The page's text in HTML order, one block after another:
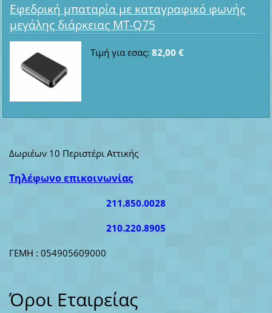
Εφεδρική μπαταρία με καταγραφικό φωνής
μεγάλης διάρκειας MT-Q75
Τιμή για εσας: 82,00 €
Δωριέων 10 Περιστέρι Αττικής
Τηλέφωνο επικοινωνίας
211.850.0028
210.220.8905
ΓΕΜΗ : 054905609000
Όροι Εταιρείας